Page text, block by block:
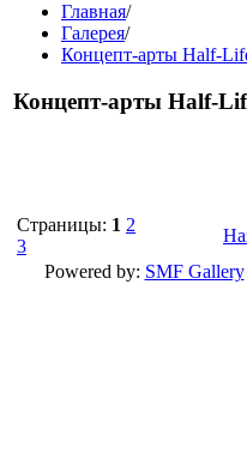
Главная/
Галерея/
Концепт-арты Half-
Концепт-арты Half-
Страницы: 1 2
3
Powered by: SMF Gallery